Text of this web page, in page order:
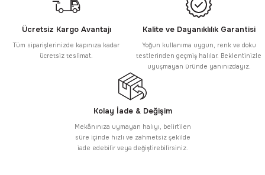
Ücretsiz Kargo Avantajı
Tüm siparişlerinizde kapınıza kadar
ücretsiz teslimat.
Kalite ve Dayanıklılık Garantisi
Yoğun kullanıma uygun, renk ve doku
testlerinden geçmiş halılar. Beklentinizle
uyuşmayan üründe yanınızdayız.
Kolay İade & Değişim
Mekânınıza uymayan halıyı, belirtilen
süre içinde hızlı ve zahmetsiz şekilde
iade edebilir veya değiştirebilirsiniz.